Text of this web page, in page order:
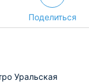
Поделиться
Уральская